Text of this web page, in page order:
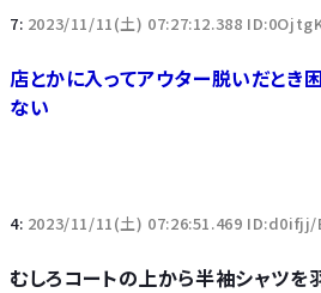
7: 2023/11/11(土) 07:27:12.388
店とかに入ってアウター脱いだとき
ない
4: 2023/11/11(土) 07:26:51.469 ID:d0ifjj/
むしろコートの上から半袖シャツを